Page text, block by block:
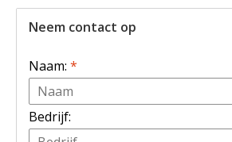
Neem contact op
Naam: *
Bedrijf: